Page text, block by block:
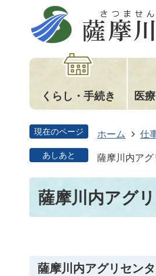
くらし・手続き 医
現在のページ ホーム 仕
あしあと 薩摩川内ア
薩摩川内アグ
薩摩川内アグリセン